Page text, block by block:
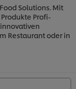
Solutions. Mit
Profi-
Restaurant oder in